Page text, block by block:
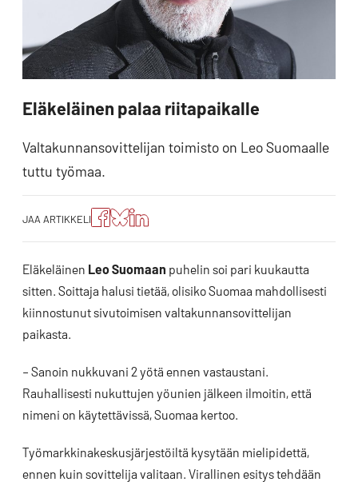
Eläkeläinen palaa riitapaikalle
Valtakunnansovittelijan toimisto on Leo Suomaalle
tuttu työmaa.
JAA ARTIKKELI
Jaa
artikkeli
Facebookissa
Jaa
artikkeli
Blueskyssa
Jako:
Jaa
artikkeli
Eläkeläinen Leo Suomaan puhelin soi pari kuukautta
sitten. Soittaja halusi tietää, olisiko Suomaa mahdollisesti
kiinnostunut sivutoimisen valtakunnansovittelijan
paikasta.
– Sanoin nukkuvani 2 yötä ennen vastaustani.
Rauhallisesti nukuttujen yöunien jälkeen ilmoitin, että
nimeni on käytettävissä, Suomaa kertoo.
Työmarkkinakeskusjärjestöiltä kysytään mielipidettä,
ennen kuin sovittelija valitaan. Virallinen esitys tehdään